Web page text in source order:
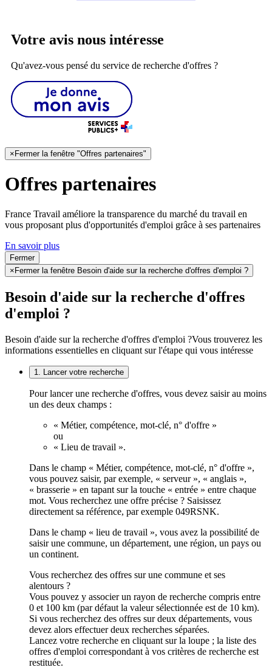
Votre avis nous intéresse
Qu'avez-vous pensé du service de recherche d'offres ?
× Fermer la fenêtre "Offres partenaires"
Offres partenaires
France Travail améliore la transparence du marché du travail en
vous proposant plus d'opportunités d'emploi grâce à ses partenaires
En savoir plus
Fermer
× Fermer la fenêtre Besoin d'aide sur la recherche d'offres d'emploi ?
Besoin d'aide sur la recherche d'offres
d'emploi ?
Besoin d'aide sur la recherche d'offres d'emploi ?Vous trouverez les
informations essentielles en cliquant sur l'étape qui vous intéresse
1. Lancer votre recherche
Pour lancer une recherche d'offres, vous devez saisir au moins
un des deux champs :
« Métier, compétence, mot-clé, n° d'offre »
ou
« Lieu de travail ».
Dans le champ « Métier, compétence, mot-clé, n° d'offre »,
vous pouvez saisir, par exemple, « serveur », « anglais »,
« brasserie » en tapant sur la touche « entrée » entre chaque
mot. Vous recherchez une offre précise ? Saisissez
directement sa référence, par exemple 049RSNK.
Dans le champ « lieu de travail », vous avez la possibilité de
saisir une commune, un département, une région, un pays ou
un continent.
Vous recherchez des offres sur une commune et ses
alentours ?
Vous pouvez y associer un rayon de recherche compris entre
0 et 100 km (par défaut la valeur sélectionnée est de 10 km).
Si vous recherchez des offres sur deux départements, vous
devez alors effectuer deux recherches séparées.
Lancez votre recherche en cliquant sur la loupe ; la liste des
offres d'emploi correspondant à vos critères de recherche est
restituée.